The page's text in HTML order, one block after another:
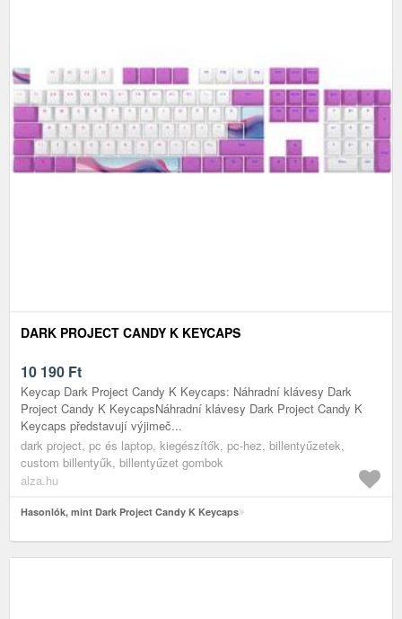
DARK PROJECT CANDY K KEYCAPS
10 190 Ft
Keycap Dark Project Candy K Keycaps: Náhradní klávesy Dark
Project Candy K KeycapsNáhradní klávesy Dark Project Candy K
Keycaps představují výjimeč...
dark project, pc és laptop, kiegészítők, pc-hez, billentyűzetek,
custom billentyűk, billentyűzet gombok
alza.hu
Hasonlók, mint Dark Project Candy K Keycaps